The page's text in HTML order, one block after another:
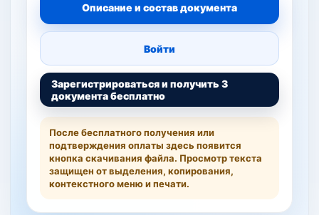
Описание и состав документа
Войти
Зарегистрироваться и получить 3
документа бесплатно
После бесплатного получения или
подтверждения оплаты здесь появится
кнопка скачивания файла. Просмотр текста
защищен от выделения, копирования,
контекстного меню и печати.